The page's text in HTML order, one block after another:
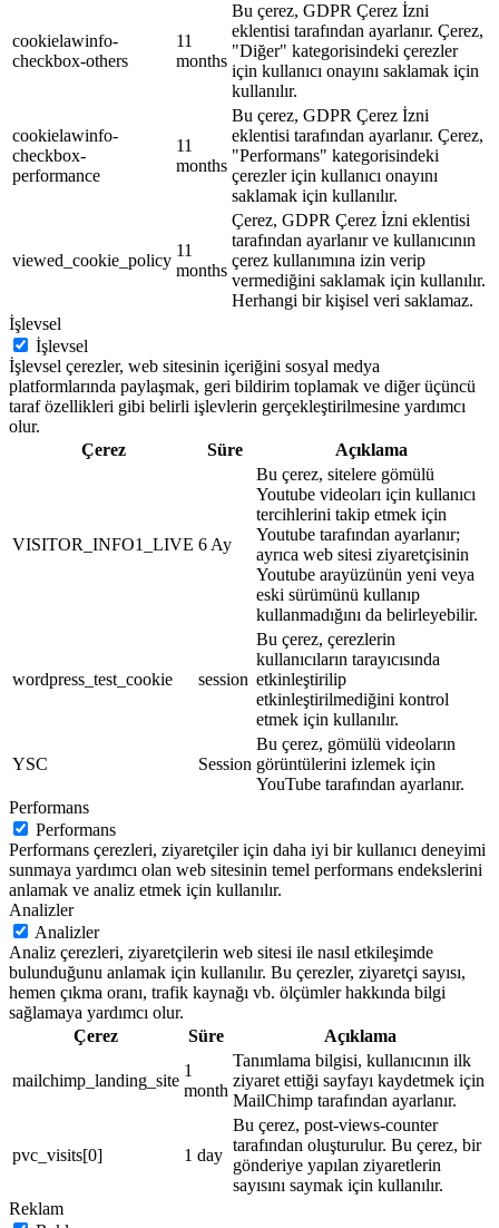
cookielawinfo-
checkbox-others
11
months
Bu çerez, GDPR Çerez İzni
eklentisi tarafından ayarlanır. Çerez,
"Diğer" kategorisindeki çerezler
için kullanıcı onayını saklamak için
kullanılır.
cookielawinfo-
checkbox-
performance
11
months
Bu çerez, GDPR Çerez İzni
eklentisi tarafından ayarlanır. Çerez,
"Performans" kategorisindeki
çerezler için kullanıcı onayını
saklamak için kullanılır.
viewed_cookie_policy
11
months
Çerez, GDPR Çerez İzni eklentisi
tarafından ayarlanır ve kullanıcının
çerez kullanımına izin verip
vermediğini saklamak için kullanılır.
Herhangi bir kişisel veri saklamaz.
İşlevsel
İşlevsel
İşlevsel çerezler, web sitesinin içeriğini sosyal medya
platformlarında paylaşmak, geri bildirim toplamak ve diğer üçüncü
taraf özellikleri gibi belirli işlevlerin gerçekleştirilmesine yardımcı
olur.
Çerez
Süre Açıklama
VISITOR_INFO1_LIVE 6 Ay
Bu çerez, sitelere gömülü
Youtube videoları için kullanıcı
tercihlerini takip etmek için
Youtube tarafından ayarlanır;
ayrıca web sitesi ziyaretçisinin
Youtube arayüzünün yeni veya
eski sürümünü kullanıp
kullanmadığını da belirleyebilir.
wordpress_test_cookie session
Bu çerez, çerezlerin
kullanıcıların tarayıcısında
etkinleştirilip
etkinleştirilmediğini kontrol
etmek için kullanılır.
YSC Session
Bu çerez, gömülü videoların
görüntülerini izlemek için
YouTube tarafından ayarlanır.
Performans
Performans
Performans çerezleri, ziyaretçiler için daha iyi bir kullanıcı deneyimi
sunmaya yardımcı olan web sitesinin temel performans endekslerini
anlamak ve analiz etmek için kullanılır.
Analizler
Analizler
Analiz çerezleri, ziyaretçilerin web sitesi ile nasıl etkileşimde
bulunduğunu anlamak için kullanılır. Bu çerezler, ziyaretçi sayısı,
hemen çıkma oranı, trafik kaynağı vb. ölçümler hakkında bilgi
sağlamaya yardımcı olur.
Çerez
Süre Açıklama
mailchimp_landing_site
1
month
Tanımlama bilgisi, kullanıcının ilk
ziyaret ettiği sayfayı kaydetmek için
MailChimp tarafından ayarlanır.
pvc_visits[0] 1 day
Bu çerez, post-views-counter
tarafından oluşturulur. Bu çerez, bir
gönderiye yapılan ziyaretlerin
sayısını saymak için kullanılır.
Reklam